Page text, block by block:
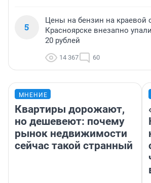
5
Цены на бензин на краевой
Красноярске внезапно
20 рублей
14 367 60
МНЕНИЕ
Квартиры дорожают,
но дешевеют: почему
рынок недвижимости
сейчас такой странный